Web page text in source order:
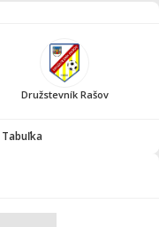
Družstevník Rašov
Tabuľka